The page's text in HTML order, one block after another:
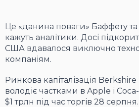
Це «данина поваги» Баффету
кажуть аналітики. Досі
США вдавалося виключно
компаніям.
Ринкова капіталізація
володіє частками в Apple і
$1 трлн під час торгів 28